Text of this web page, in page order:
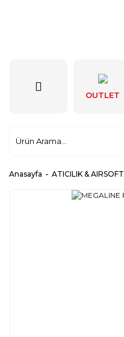
OUTLET
Anasayfa ATICILIK & AIRSOFT